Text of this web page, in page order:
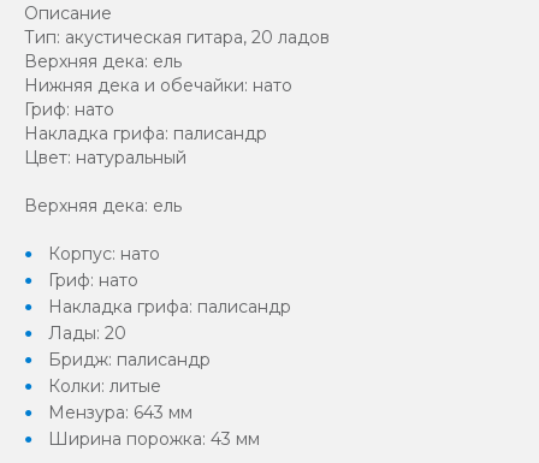
Описание
Тип: акустическая гитара, 20 ладов
Верхняя дека: ель
Нижняя дека и обечайки: нато
Гриф: нато
Накладка грифа: палисандр
Цвет: натуральный
Верхняя дека: ель
Корпус: нато
Гриф: нато
Накладка грифа: палисандр
Лады: 20
Бридж: палисандр
Колки: литые
Мензура: 643 мм
Ширина порожка: 43 мм